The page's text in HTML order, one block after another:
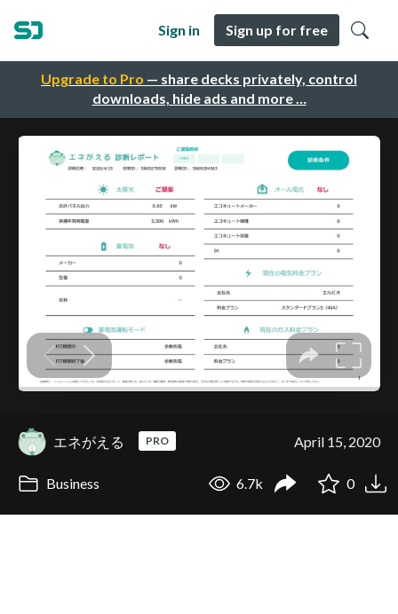
Upgrade to Pro — share decks privately, control
downloads, hide ads and more …
Sign in Sign up for free
エネがえる PRO April 15, 2020
Business 6.7k 0